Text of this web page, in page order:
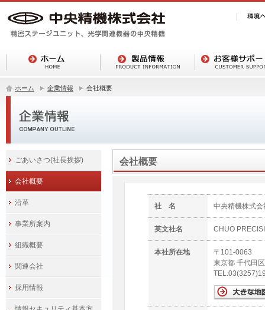
ホーム 企業情報 会社概要
会社概要
社 名 中央精機株式会
英文社名 CHUO
本社所在地
〒101-0063
東京都 千代田
ごあいさつ(社長挨拶)
会社概要
沿革
事業所案内
組織概要
関連会社
採用情報